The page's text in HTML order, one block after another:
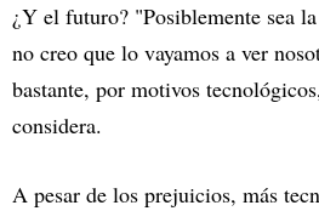
¿Y el futuro? "Posiblemente sea
no creo que lo vayamos a ver
bastante, por motivos
considera.
A pesar de los prejuicios, más